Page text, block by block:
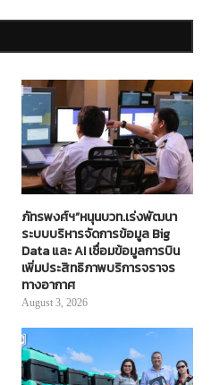
ภัทรพงศ์ฯ”หนุนบวท.เร่งพัฒนา
ระบบบริหารจัดการข้อมูล Big
Data และ AI เชื่อมข้อมูลการบิน
เพิ่มประสิทธิภาพบริการจราจร
ทางอากาศ
August 3, 2026